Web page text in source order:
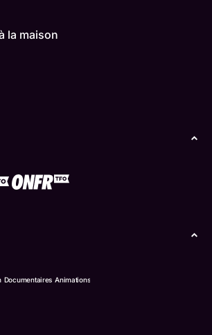
Documentaires Animations
la maison